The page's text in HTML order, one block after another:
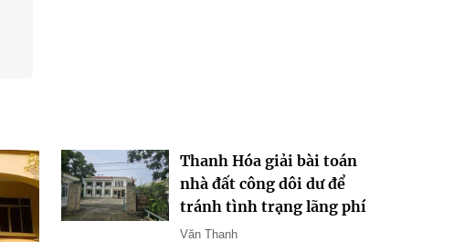
Thanh Hóa giải bài toán
nhà đất công dôi dư để
tránh tình trạng lãng phí
Văn Thanh